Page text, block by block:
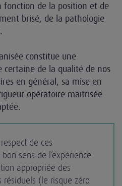
fonction de la position et de
brisé, de la pathologie
constitue une
de la qualité de nos
en général, sa mise en
opératoire maitrisée
de ces
sens de l’expérience
appropriée des
résiduels (le risque zéro